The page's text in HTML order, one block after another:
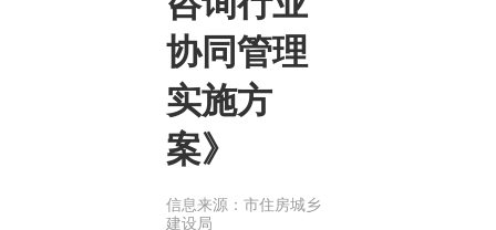
协同管理
实施方
案》
信息来源：市住房城乡
建设局